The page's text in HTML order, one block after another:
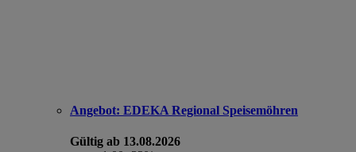
Angebot: EDEKA Regional Speisemöhren
Gültig ab 13.08.2026